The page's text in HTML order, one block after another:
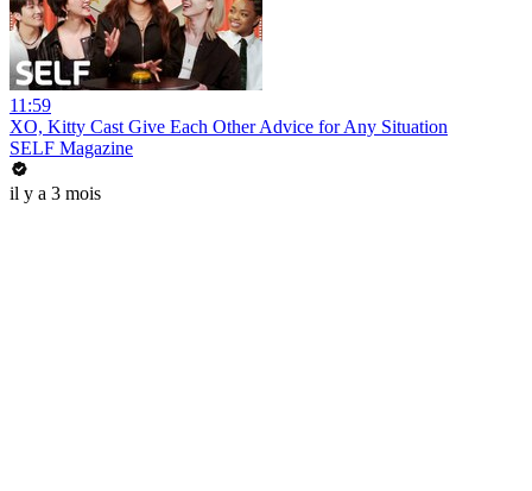
11:59
XO, Kitty Cast Give Each Other Advice for Any Situation
SELF Magazine
il y a 3 mois